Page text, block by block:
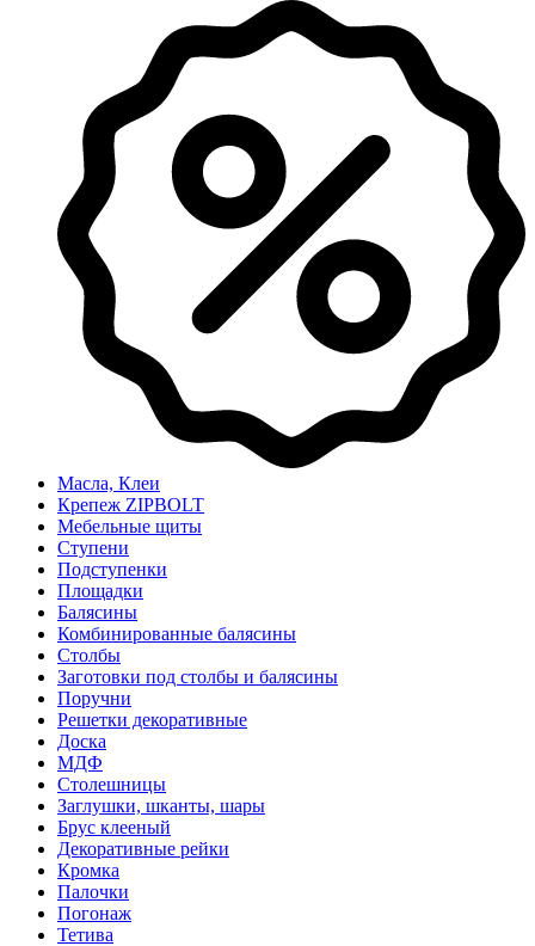
Масла, Клеи
Крепеж ZIPBOLT
Мебельные щиты
Ступени
Подступенки
Площадки
Балясины
Комбинированные балясины
Столбы
Заготовки под столбы и балясины
Поручни
Решетки декоративные
Доска
МДФ
Столешницы
Заглушки, шканты, шары
Брус клееный
Декоративные рейки
Кромка
Палочки
Погонаж
Тетива